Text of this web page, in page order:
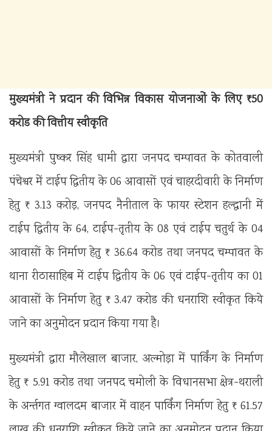
मुख्यमंत्री ने प्रदान की विभिन्न विकास योजनाओं के लिए ₹ 50
करोड की वित्तीय स्वीकृति
मुख्यमंत्री पुष्कर सिंह धामी द्वारा जनपद चम्पावत के कोतवाली
पंचेश्वर में टाईप द्वितीय के 06 आवासों एवं चाहरदीवारी के निर्माण
हेतु ₹ 3.13 करोड़, जनपद नैनीताल के फायर स्टेशन हल्द्वानी में
टाईप द्वितीय के 64, टाईप-तृतीय के 08 एवं टाईप चतुर्थ के 04
आवासों के निर्माण हेतु ₹ 36.64 करोड तथा जनपद चम्पावत के
थाना रीठासाहिब में टाईप द्वितीय के 06 एवं टाईप-तृतीय का 01
आवासों के निर्माण हेतु ₹ 3.47 करोड की धनराशि स्वीकृत किये
जाने का अनुमोदन प्रदान किया गया है।
मुख्यमंत्री द्वारा मौलेखाल बाजार, अल्मोड़ा में पार्किंग के निर्माण
हेतु ₹ 5.91 करोड तथा जनपद चमोली के विधानसभा क्षेत्र-थराली
के अर्न्तगत ग्वालदम बाजार में वाहन पार्किंग निर्माण हेतु ₹ 61.57